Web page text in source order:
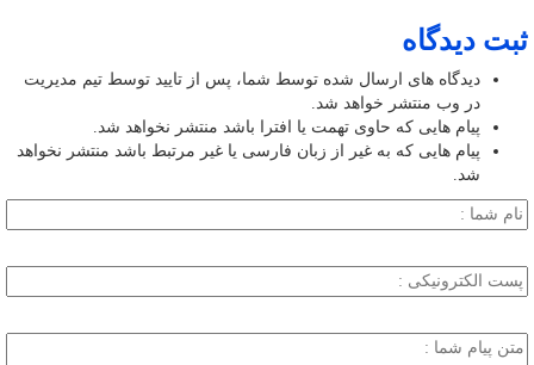
ثبت دیدگاه
دیدگاه های ارسال شده توسط شما، پس از تایید توسط تیم مدیریت
در وب منتشر خواهد شد.
پیام هایی که حاوی تهمت یا افترا باشد منتشر نخواهد شد.
پیام هایی که به غیر از زبان فارسی یا غیر مرتبط باشد منتشر نخواهد
شد.